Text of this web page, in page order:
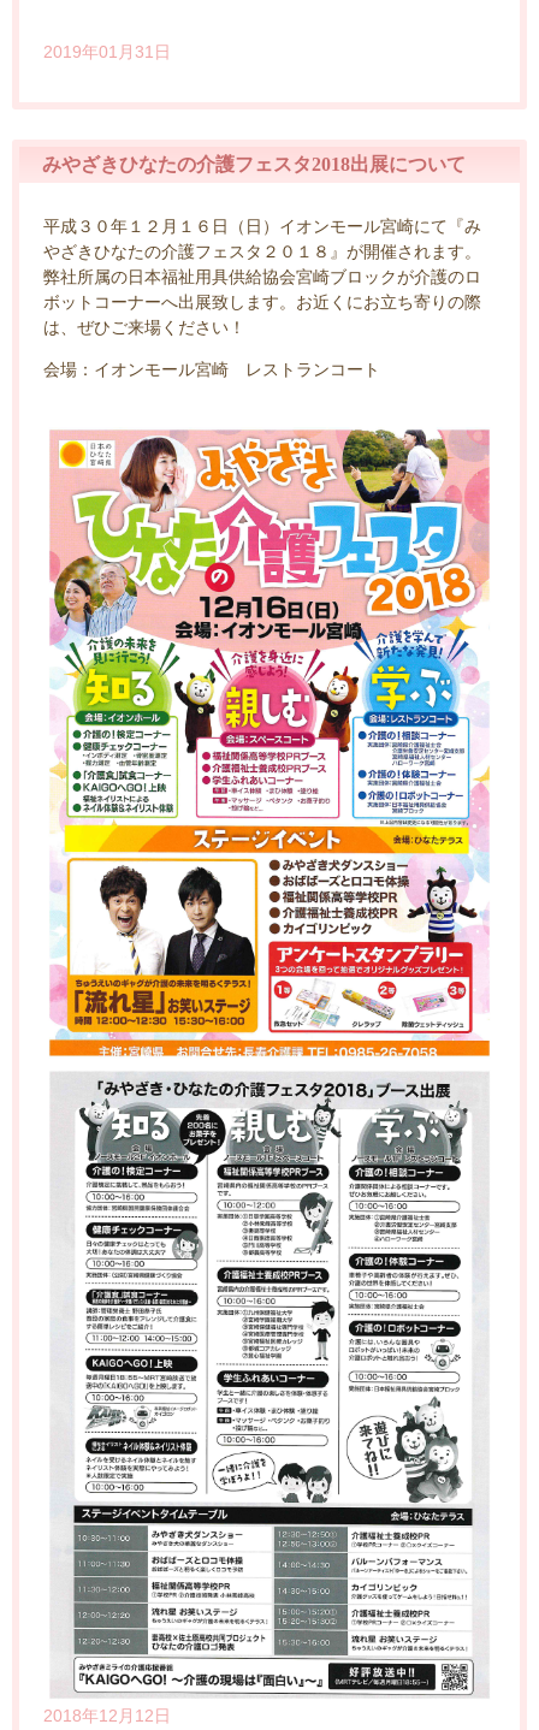
2019年01月31日
みやざきひなたの介護フェスタ2018出展について
平成３０年１２月１６日（日）イオンモール宮崎にて『み
やざきひなたの介護フェスタ２０１８』が開催されます。
弊社所属の日本福祉用具供給協会宮崎ブロックが介護のロ
ボットコーナーへ出展致します。お近くにお立ち寄りの際
は、ぜひご来場ください！
会場：イオンモール宮崎 レストランコート
2018年12月12日